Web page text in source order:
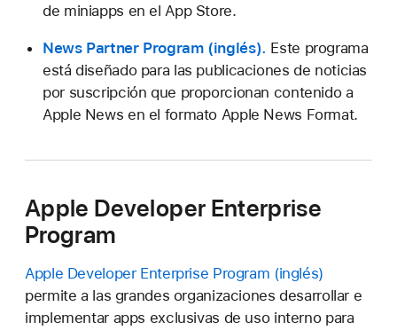
de miniapps en el App Store.
News Partner Program . Este programa
está diseñado para las publicaciones de noticias
por suscripción que proporcionan contenido a
Apple News en el formato Apple News Format.
Apple Developer Enterprise
Program
Apple Developer Enterprise Program
permite a las grandes organizaciones desarrollar e
implementar apps exclusivas de uso interno para